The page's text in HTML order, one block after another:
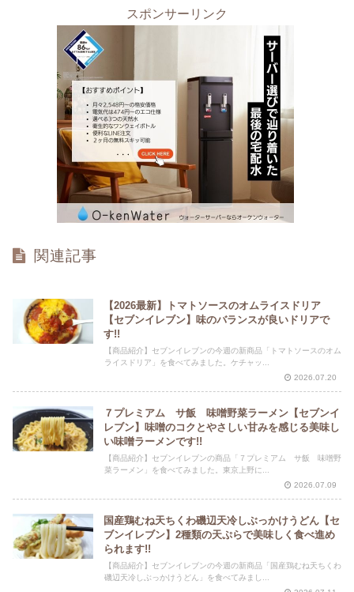
スポンサーリンク
関連記事
【2026最新】トマトソースのオムライスドリア
【セブンイレブン】味のバランスが良いドリアで
す!!
【商品紹介】セブンイレブンの今週の新商品「トマトソースのオム
ライスドリア」を食べてみました。ケチャッ...
2026.07.20
７プレミアム サ飯 味噌野菜ラーメン【セブンイ
レブン】味噌のコクとやさしい甘みを感じる美味し
い味噌ラーメンです!!
【商品紹介】セブンイレブンの商品「７プレミアム サ飯 味噌野
菜ラーメン」を食べてみました。東京上野に...
2026.07.09
国産鶏むね天ちくわ磯辺天冷しぶっかけうどん【セ
ブンイレブン】2種類の天ぷらで美味しく食べ進め
られます!!
【商品紹介】セブンイレブンの今週の新商品「国産鶏むね天ちくわ
磯辺天冷しぶっかけうどん」を食べてみまし...